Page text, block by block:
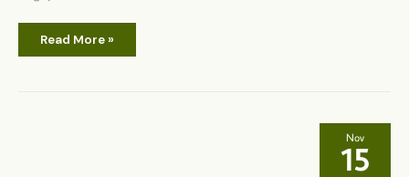
Presentación
Alabardas
Read More »
Nov
15